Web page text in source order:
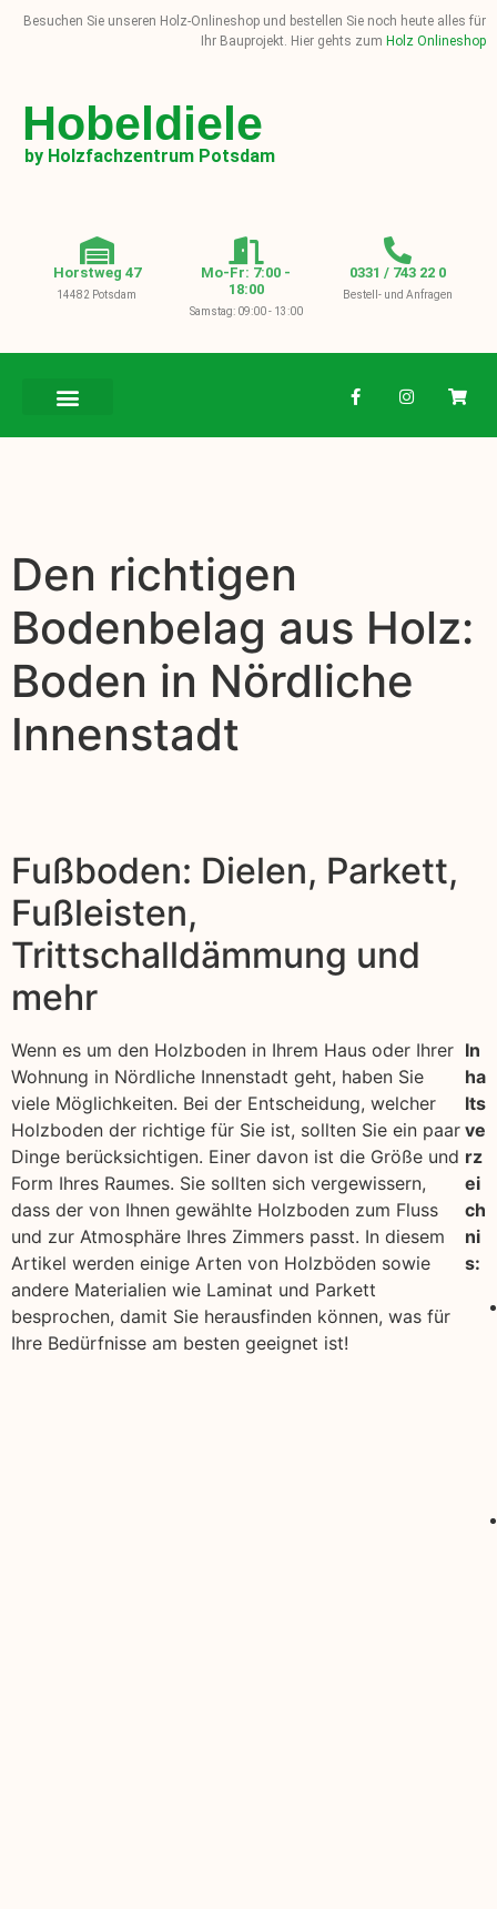
Besuchen Sie unseren Holz-Onlineshop und bestellen Sie noch heute alles für
Ihr Bauprojekt. Hier gehts zum Holz Onlineshop
Hobeldiele
by Holzfachzentrum Potsdam
Horstweg 47
14482 Potsdam
Mo-Fr: 7:00 -
18:00
Samstag: 09:00 - 13:00
0331 / 743 22 0
Bestell- und Anfragen
Den richtigen
Bodenbelag aus Holz:
Boden in Nördliche
Innenstadt
Fußboden: Dielen, Parkett,
Fußleisten,
Trittschalldämmung und
mehr
Wenn es um den Holzboden in Ihrem Haus oder Ihrer
Wohnung in Nördliche Innenstadt geht, haben Sie
viele Möglichkeiten. Bei der Entscheidung, welcher
Holzboden der richtige für Sie ist, sollten Sie ein paar
Dinge berücksichtigen. Einer davon ist die Größe und
Form Ihres Raumes. Sie sollten sich vergewissern,
dass der von Ihnen gewählte Holzboden zum Fluss
und zur Atmosphäre Ihres Zimmers passt. In diesem
Artikel werden einige Arten von Holzböden sowie
andere Materialien wie Laminat und Parkett
besprochen, damit Sie herausfinden können, was für
Ihre Bedürfnisse am besten geeignet ist!
In
ha
lts
ve
rz
ei
ch
ni
s: